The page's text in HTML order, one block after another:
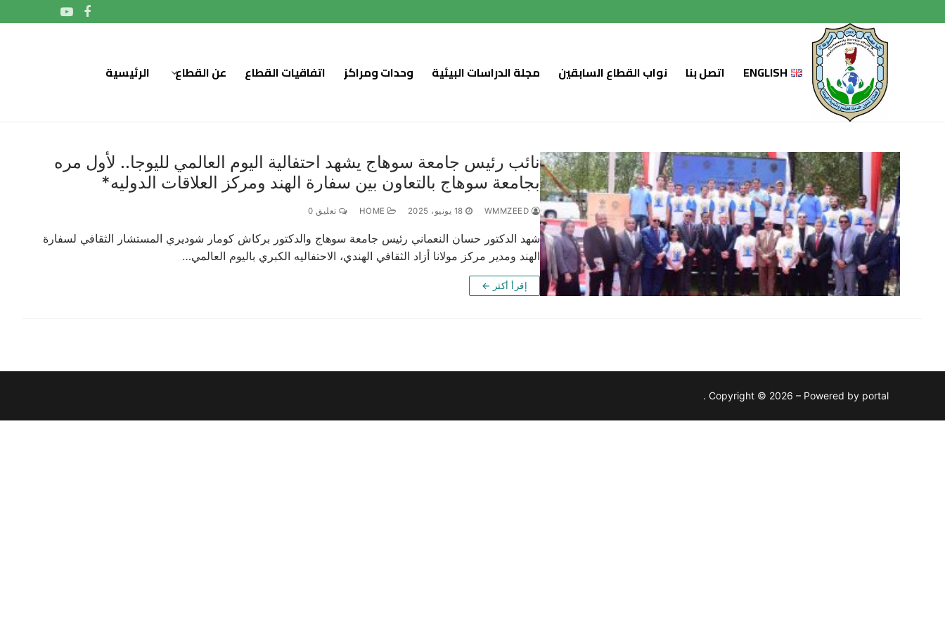
إلى
الرئيسية عن القطاع اتفاقيات القطاع وحدات ومراكز مجلة الدراسات البيئية نواب القطاع السابقين اتصل بنا ENGLISH
نائب رئيس جامعة سوهاج يشهد احتفالية اليوم العالمي لليوجا.. لأول مره
بجامعة سوهاج بالتعاون بين سفارة الهند ومركز العلاقات الدوليه*
18 يونيو، 2025 تعليق 0
شهد الدكتور حسان النعماني رئيس جامعة سوهاج والدكتور بركاش كومار شوديري المستشار الثقافي لسفارة
الهند ومدير مركز مولانا أزاد الثقافي الهندي، الاحتفاليه الكبري باليوم العالمي…
إقرأ أكثر ←
Copyright © 2026 – Powered by portal .